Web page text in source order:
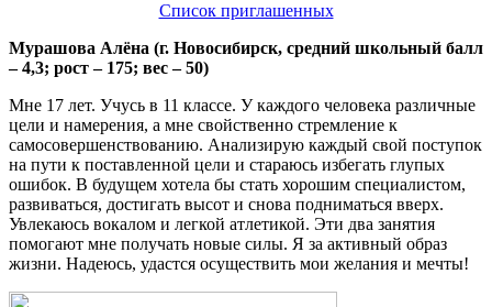
Список приглашенных
Мурашова Алёна (г. Новосибирск, средний школьный балл
– 4,3; рост – 175; вес – 50)
Мне 17 лет. Учусь в 11 классе. У каждого человека различные
цели и намерения, а мне свойственно стремление к
самосовершенствованию. Анализирую каждый свой поступок
на пути к поставленной цели и стараюсь избегать глупых
ошибок. В будущем хотела бы стать хорошим специалистом,
развиваться, достигать высот и снова подниматься вверх.
Увлекаюсь вокалом и легкой атлетикой. Эти два занятия
помогают мне получать новые силы. Я за активный образ
жизни. Надеюсь, удастся осуществить мои желания и мечты!